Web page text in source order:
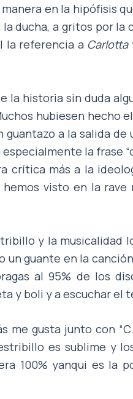
en la hipófisis
ducha, a gritos por
la referencia a Carlotta
la historia sin duda
hubiesen hecho
a la salida
la frase
crítica más a la
hemos visto en la
y la musicalidad
guante en la
al 95% de los
y boli y a escuchar el
me gusta junto con
es sublime y
100% yanqui es la